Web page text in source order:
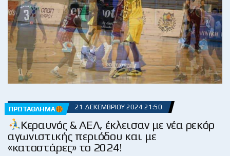
ΠΡΩΤΆΘΛΗΜΑ 21 ΔΕΚΕΜΒΡΊΟΥ 2024 21:50
Κεραυνός & ΑΕΛ, έκλεισαν με νέα ρεκόρ
αγωνιστικής περιόδου και με
«κατοστάρες» το 2024!